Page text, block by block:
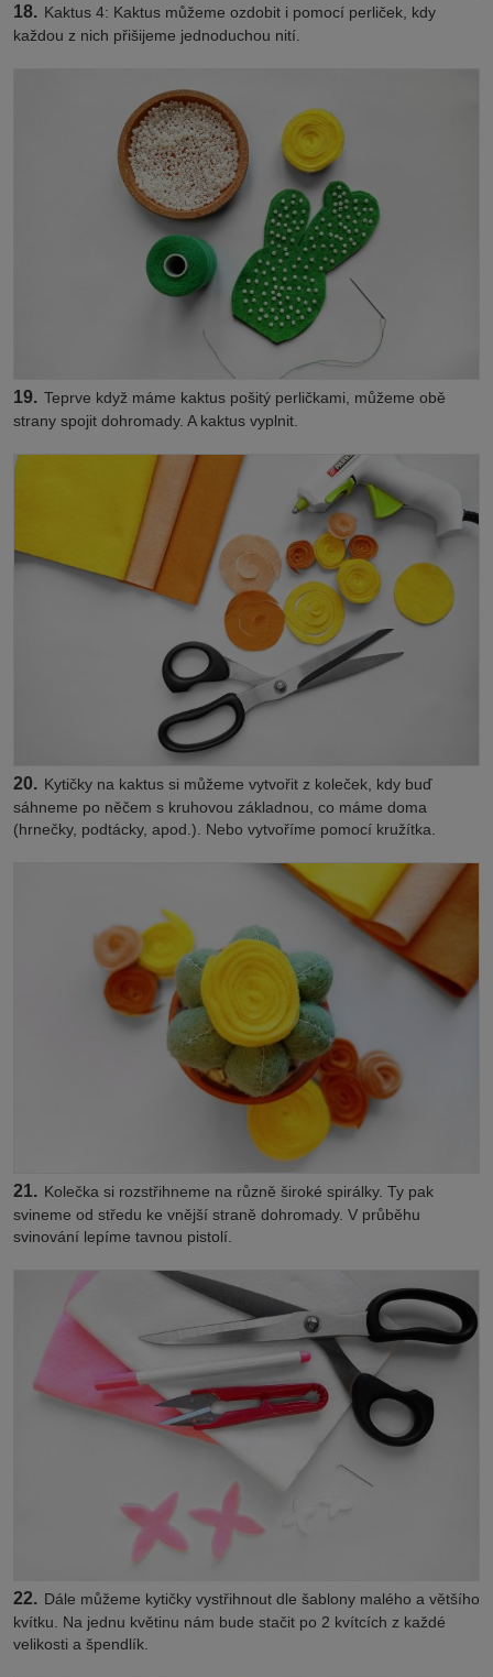
18. Kaktus 4: Kaktus můžeme ozdobit i pomocí perliček, kdy
každou z nich přišijeme jednoduchou nití.
19. Teprve když máme kaktus pošitý perličkami, můžeme obě
strany spojit dohromady. A kaktus vyplnit.
20. Kytičky na kaktus si můžeme vytvořit z koleček, kdy buď
sáhneme po něčem s kruhovou základnou, co máme doma
(hrnečky, podtácky, apod.). Nebo vytvoříme pomocí kružítka.
21. Kolečka si rozstřihneme na různě široké spirálky. Ty pak
svineme od středu ke vnější straně dohromady. V průběhu
svinování lepíme tavnou pistolí.
22. Dále můžeme kytičky vystřihnout dle šablony malého a většího
kvítku. Na jednu květinu nám bude stačit po 2 kvítcích z každé
velikosti a špendlík.